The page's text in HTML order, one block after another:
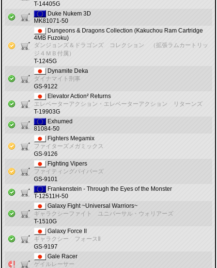
T-14405G
Duke Nukem 3D
MK81071-50
Dungeons & Dragons Collection (Kakuchou Ram Cartridge
4MB Fuzoku)
ダンジョンズ＆ドラゴンズ コレクション （拡張ラムカートリッ
ジ４ＭＢ付属）
T-1245G
Dynamite Deka
ダイナマイト刑事
GS-9122
Elevator Action² Returns
エレベーターアクション・エレベーターアクション リターンズ
T-19903G
Exhumed
81084-50
Fighters Megamix
ファイターズメガミックス
GS-9126
Fighting Vipers
ファイティングバイパーズ
GS-9101
Frankenstein - Through the Eyes of the Monster
T-12511H-50
Galaxy Fight ~Universal Warriors~
ギャラクシーファイト ユニバーサル・ウォリアーズ
T-1510G
Galaxy Force II
ギャラクシー フォースⅡ
GS-9197
Gale Racer
ゲイルレーサー